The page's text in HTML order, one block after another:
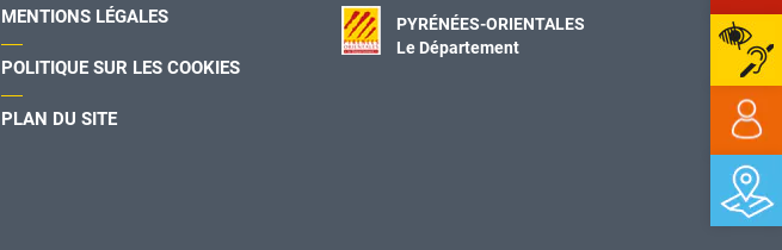
MENTIONS LÉGALES
POLITIQUE SUR LES COOKIES
PLAN DU SITE
PYRÉNÉES-ORIENTALES
Le Département